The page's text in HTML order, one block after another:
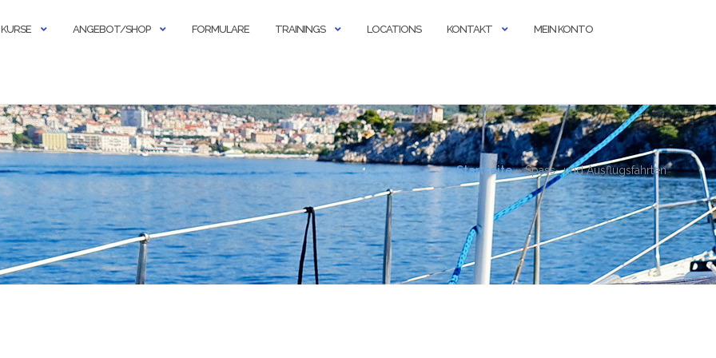
KURSE ANGEBOT/SHOP FORMULARE TRAININGS LOCATIONS KONTAKT MEIN KONTO
Startseite»Spass- und Ausflugsfahrten